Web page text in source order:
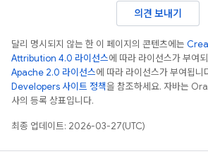
의견 보내기
달리 명시되지 않는 한 이 페이지의 콘텐츠에는
Attribution 4.0 라이선스에 따라 라이선스가 부여
Apache 2.0 라이선스에 따라 라이선스가 부여됩니
Developers 사이트 정책을 참조하세요. 자바는
사의 등록 상표입니다.
최종 업데이트: 2026-03-27(UTC)